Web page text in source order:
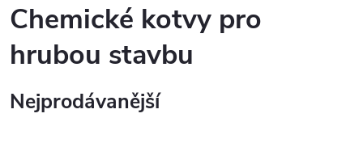
Chemické kotvy pro
hrubou stavbu
Nejprodávanější